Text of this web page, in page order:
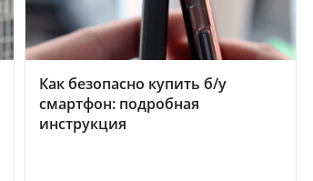
Как безопасно купить б/у
смартфон: подробная
инструкция